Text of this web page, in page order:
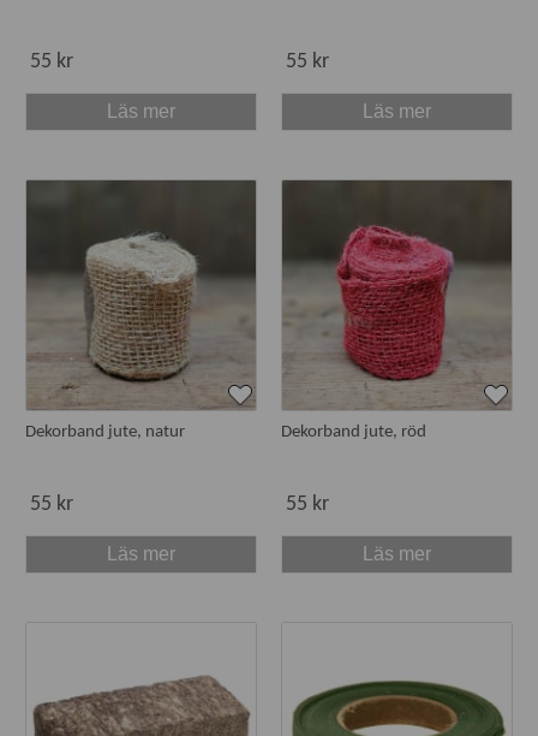
55 kr
Läs mer
55 kr
Läs mer
Dekorband jute, natur
55 kr
Läs mer
Dekorband jute, röd
55 kr
Läs mer